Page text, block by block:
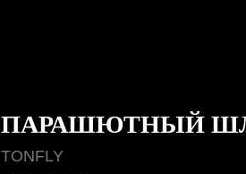
ПАРАШЮТНЫЙ
TONFLY